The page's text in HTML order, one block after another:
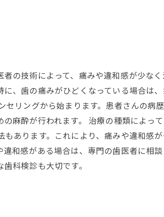
の技術によって、痛みや違和感が少な
、歯の痛みがひどくなっている場合は
リングから始まります。患者さんの病
麻酔が行われます。 治療の種類によっ
あります。これにより、痛みや違和感
和感がある場合は、専門の歯医者に相
科検診も大切です。